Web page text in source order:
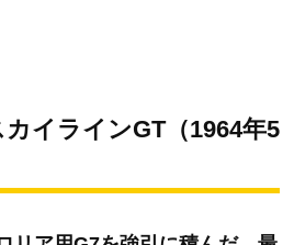
イラインGT（1964年5